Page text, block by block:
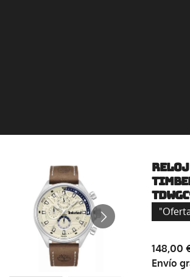
Reloj
148,00
Envío